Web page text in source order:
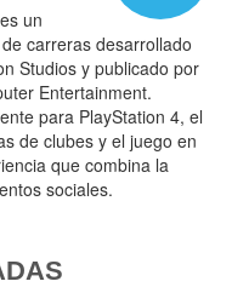
es un
carreras desarrollado
Studios y publicado por
Entertainment.
para PlayStation 4, el
de clubes y el juego en
que combina la
sociales.